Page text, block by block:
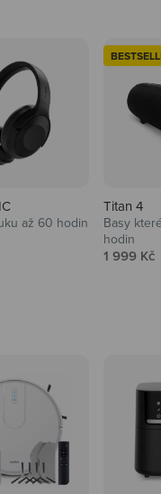
až 60 hodin
Titan 4
Basy
hodin
Prodejní
1 999 Kč